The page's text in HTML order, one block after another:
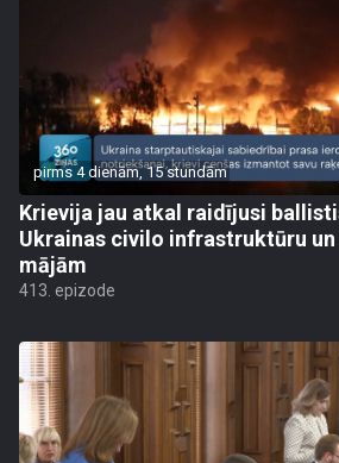
pirms 4 dienām, 15 stundām
Krievija jau atkal raidījusi
Ukrainas civilo infrastruktūru
mājām
413. epizode